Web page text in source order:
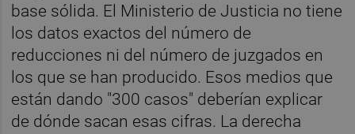
base sólida. El Ministerio de Justicia no tiene
los datos exactos del número de
reducciones ni del número de juzgados en
los que se han producido. Esos medios que
están dando "300 casos" deberían explicar
de dónde sacan esas cifras. La derecha